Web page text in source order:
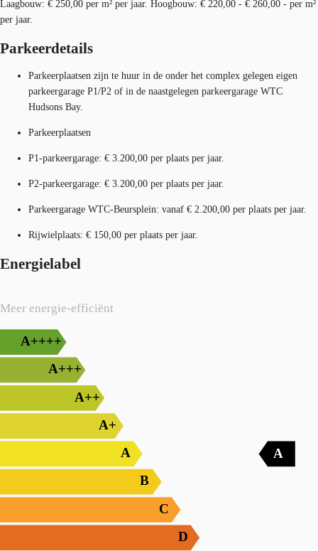
Laagbouw: € 250,00 per m² per jaar. Hoogbouw: € 220,00 - € 260,00 - per m²
per jaar.
Parkeerdetails
Parkeerplaatsen zijn te huur in de onder het complex gelegen eigen
parkeergarage P1/P2 of in de naastgelegen parkeergarage WTC
Hudsons Bay.
Parkeerplaatsen
P1-parkeergarage: € 3.200,00 per plaats per jaar.
P2-parkeergarage: € 3.200,00 per plaats per jaar.
Parkeergarage WTC-Beursplein: vanaf € 2.200,00 per plaats per jaar.
Rijwielplaats: € 150,00 per plaats per jaar.
Energielabel
Meer energie-efficiënt
A++++
A+++
A++
A+
A
B
C
D
A